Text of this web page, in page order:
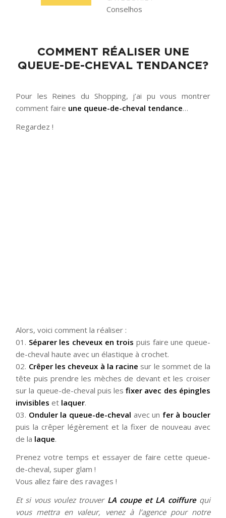
Conselhos
COMMENT RÉALISER UNE
QUEUE-DE-CHEVAL TENDANCE?
Pour les Reines du Shopping, j’ai pu vous montrer
comment faire une queue-de-cheval tendance…
Regardez !
Alors, voici comment la réaliser :
01. Séparer les cheveux en trois puis faire une queue-
de-cheval haute avec un élastique à crochet.
02. Crêper les cheveux à la racine sur le sommet de la
tête puis prendre les mèches de devant et les croiser
sur la queue-de-cheval puis lesfixer avec des épingles
invisibles et laquer.
03. Onduler la queue-de-cheval avec un fer à boucler
puis la crêper légèrement et la fixer de nouveau avec
de la laque.
Prenez votre temps et essayer de faire cette queue-
de-cheval, super glam !
Vous allez faire des ravages !
Et si vous voulez trouver LA coupe et LA coiffurequi
vous mettra en valeur, venez à l’agence pour notre